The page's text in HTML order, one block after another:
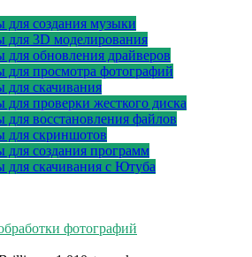
создания музыки
для 3D моделирования
обновления драйверов
просмотра фотографий
скачивания
проверки жесткого диска
восстановления файлов
для скриншотов
создания программ
скачивания с Ютуба
фотографий